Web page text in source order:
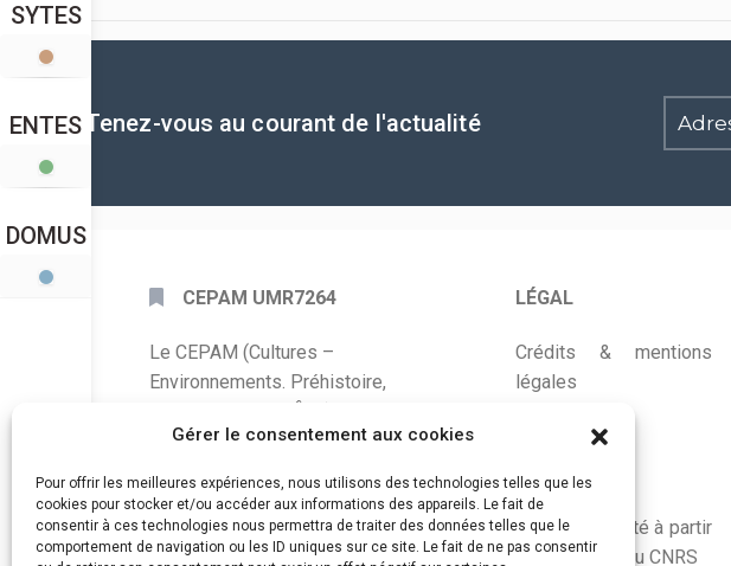
Gérer le consentement aux cookies
Pour offrir les meilleures expériences, nous utilisons des technologies telles que les
cookies pour stocker et/ou accéder aux informations des appareils. Le fait de
consentir à ces technologies nous permettra de traiter des données telles que le
comportement de navigation ou les ID uniques sur ce site. Le fait de ne pas consentir
SYTES
ENTES
DOMUS
Tenez-vous au courant de l'actualité
E-
CEPAM UMR7264
Le CEPAM (Cultures –
Environnements. Préhistoire,
mixte de recherche CNRS – UNS qui
développe des recherches autour de
la connaissance des sociétés du
passé, de leurs modes de
fonctionnement, de leur évolution et
LÉGAL
Crédits & mentions
légales
Plan du site
Accessibilité
Conçu et adapté à partir
du Kit Labos du CNRS